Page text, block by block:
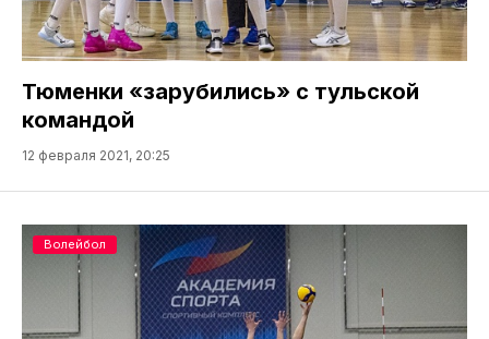
Тюменки «зарубились» с тульской
командой
12 февраля 2021, 20:25
Волейбол